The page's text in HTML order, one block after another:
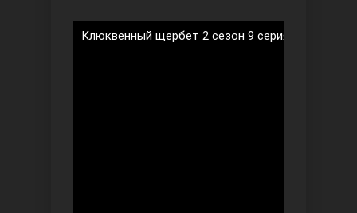
Клюквенный щербет 2 сезон 9 серия на